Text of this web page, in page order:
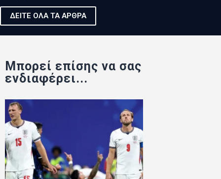
ΔΕΙΤΕ ΟΛΑ ΤΑ ΑΡΘΡΑ
Μπορεί επίσης να σας
ενδιαφέρει...